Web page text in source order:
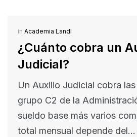
in Academia Landl
¿Cuánto cobra un
Judicial?
Un Auxilio Judicial cobra
grupo C2 de la
sueldo base más varios
total mensual depende del...